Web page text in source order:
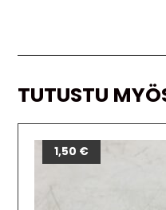
TUTUSTU
1,50 €